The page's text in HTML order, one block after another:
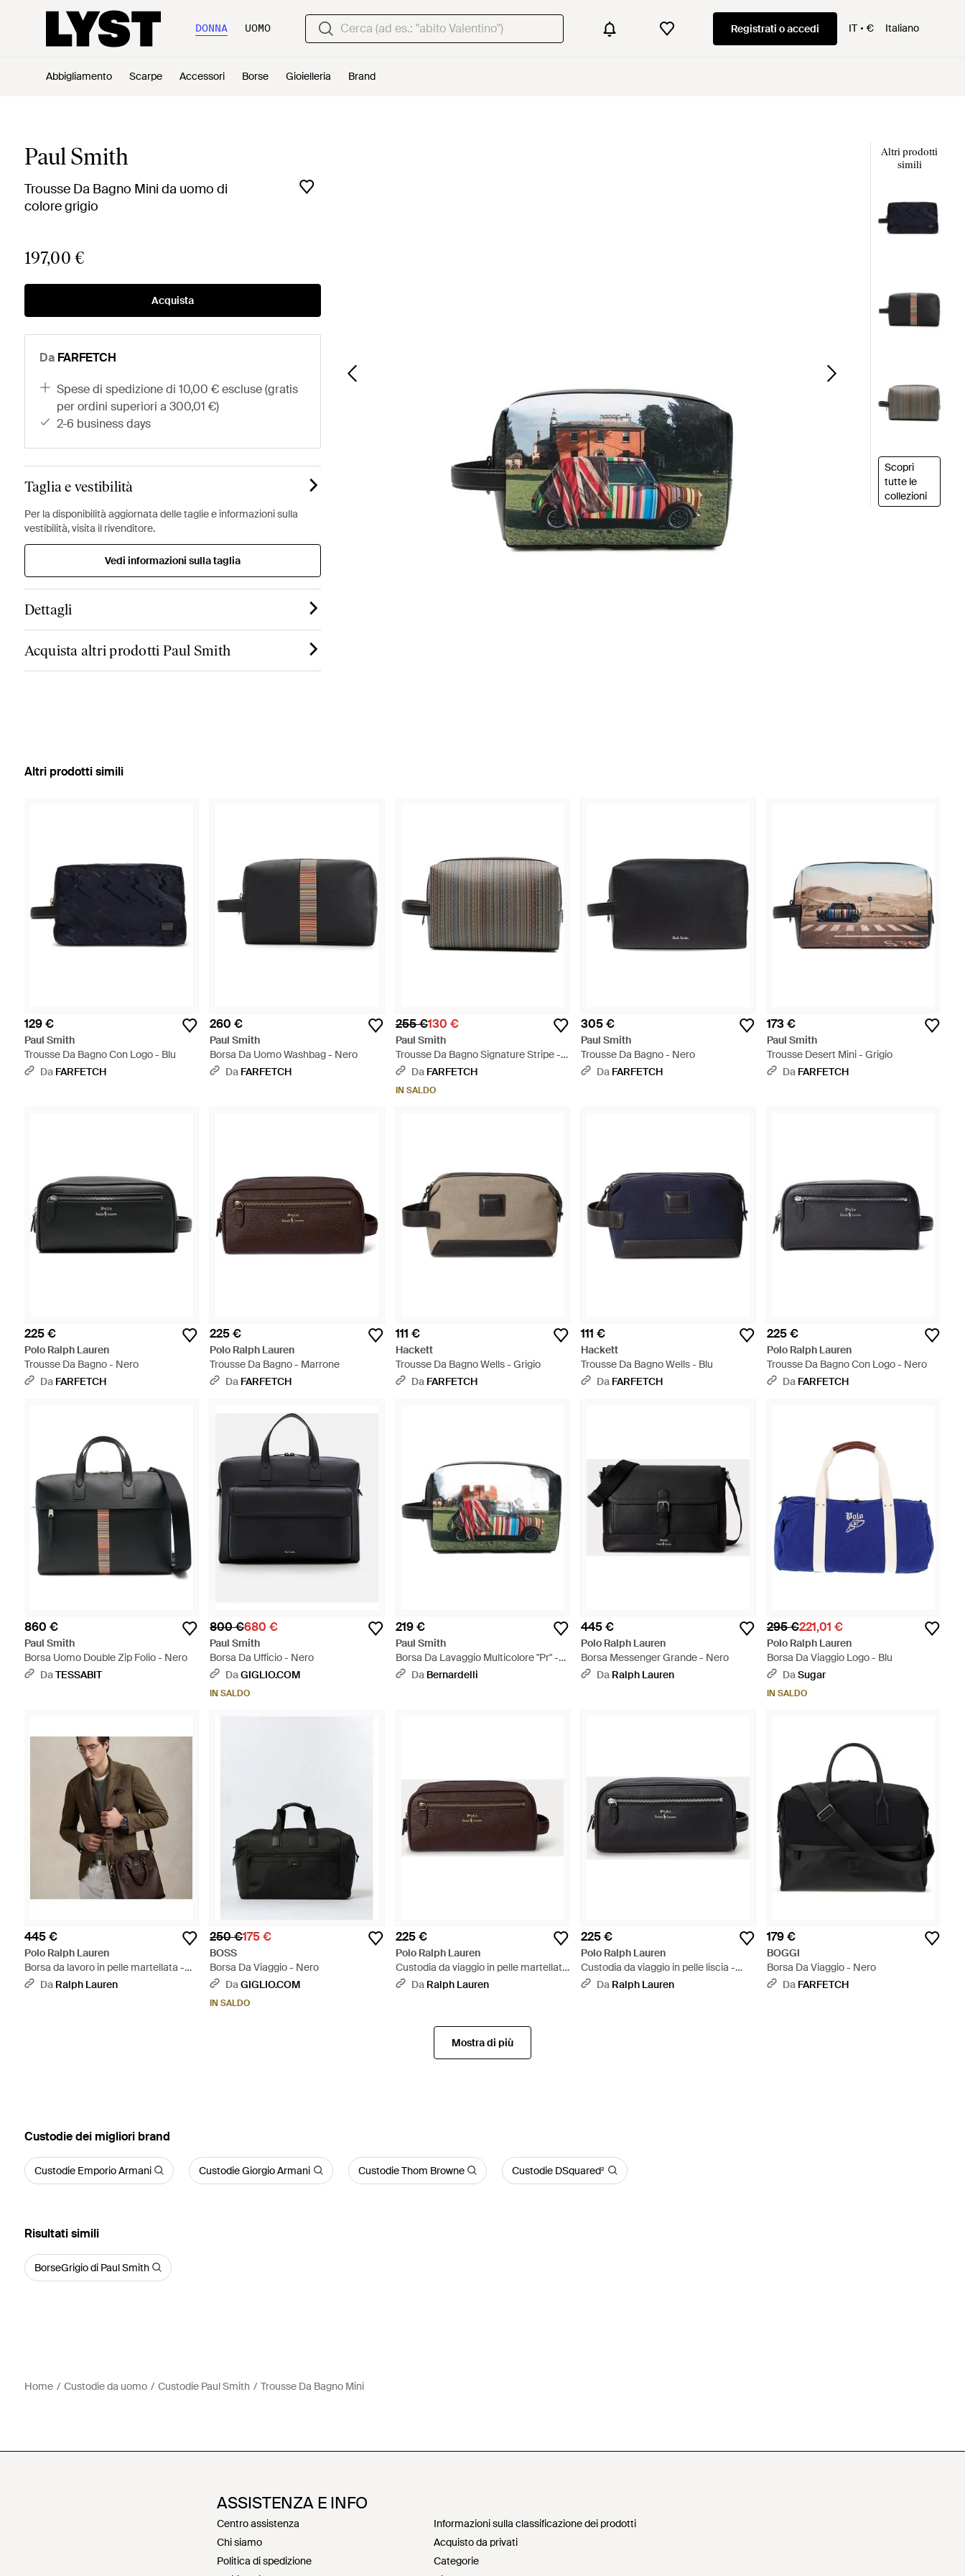
DONNA UOMO Registrati o accedi IT € Italiano
Abbigliamento Scarpe Accessori Borse Gioielleria Brand
Paul Smith
Trousse Da Bagno Mini da uomo di
colore grigio
197,00 €
Acquista
Da FARFETCH
spese di spedizione di 10,00 € escluse (gratis
per ordini superiori a 300,01 €)
2-6 business days
Taglia e vestibilità
Per la disponibilità aggiornata delle taglie e informazioni sulla
vestibilità, visita il rivenditore.
Vedi informazioni sulla taglia
Dettagli
Acquista altri prodotti Paul Smith
Altri prodotti
simili
Scopri
tutte le
collezioni
Altri prodotti simili
129 €
Paul Smith
Trousse Da Bagno Con Logo - Blu
Da FARFETCH
260 €
Paul Smith
Borsa Da Uomo Washbag - Nero
Da FARFETCH
255 €130 €
Paul Smith
Trousse Da Bagno Signature Stripe -
Grigio
Da FARFETCH
IN SALDO
305 €
Paul Smith
Trousse Da Bagno - Nero
Da FARFETCH
173 €
Paul Smith
Trousse Desert Mini - Grigio
Da FARFETCH
225 €
Polo Ralph Lauren
Trousse Da Bagno - Nero
Da FARFETCH
225 €
Polo Ralph Lauren
Trousse Da Bagno - Marrone
Da FARFETCH
111 €
Hackett
Trousse Da Bagno Wells - Grigio
Da FARFETCH
111 €
Hackett
Trousse Da Bagno Wells - Blu
Da FARFETCH
225 €
Polo Ralph Lauren
Trousse Da Bagno Con Logo - Nero
Da FARFETCH
860 €
Paul Smith
Borsa Uomo Double Zip Folio - Nero
DaTESSABIT
800 €680 €
Paul Smith
Borsa Da Ufficio - Nero
DaGIGLIO.COM
IN SALDO
219 €
Paul Smith
Borsa Da Lavaggio Multicolore "Pr" -
Multicolore
Da Bernardelli
445 €
Polo Ralph Lauren
Borsa Messenger Grande - Nero
Da Ralph Lauren
295 €221,01 €
Polo Ralph Lauren
Borsa Da Viaggio Logo - Blu
DaSugar
IN SALDO
445 €
Polo Ralph Lauren
Borsa da lavoro in pelle martellata -
Grigio
Da Ralph Lauren
250 €175 €
BOSS
Borsa Da Viaggio - Nero
DaGIGLIO.COM
IN SALDO
225 €
Polo Ralph Lauren
Custodia da viaggio in pelle martellata
- Marrone
Da Ralph Lauren
225 €
Polo Ralph Lauren
Custodia da viaggio in pelle liscia -
NeroDa Ralph Lauren
179 €
BOGGI
Borsa Da Viaggio - Nero
Da FARFETCH
Mostra di più
‪Custodie‬ dei migliori brand
Custodie Emporio Armani Custodie Giorgio Armani Custodie Thom Browne Custodie DSquared²
Risultati simili
BorseGrigio di Paul Smith
Home Custodie da uomo Custodie Paul Smith Trousse Da Bagno Mini
ASSISTENZA E INFO
Centro assistenza
Chi siamo
Politica di spedizione
Informazioni sulla classificazione dei prodotti
Acquisto da privati
Categorie